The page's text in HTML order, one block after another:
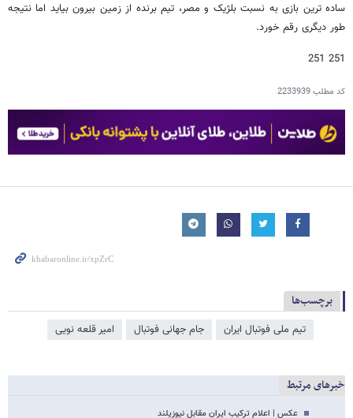
ساده ترین بازی به نسبت بلژیک و مصر، تیم برنده از زمین بیرون بیاید اما نتیجه
طور دیگری رقم خورد.
251 251
کد مطلب2233939
برچسب‌ها
تیم ملی فوتبال ایران جام جهانی فوتبال امیر قلعه نویی
خبرهای مرتبط
عکس | اعلام ترکیب ایران مقابل نیوزیلند